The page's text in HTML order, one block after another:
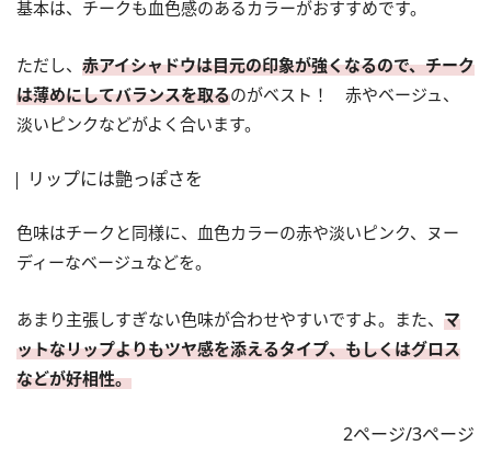
基本は、チークも血色感のあるカラーがおすすめです。
ただし、 赤アイシャドウは目元の印象が強くなるので、チーク
は薄めにしてバランスを取るのがベスト！ 赤やベージュ、
淡いピンクなどがよく合います。
リップには艶っぽさを
色味はチークと同様に、血色カラーの赤や淡いピンク、ヌー
ディーなベージュなどを。
あまり主張しすぎない色味が合わせやすいですよ。また、 マ
ットなリップよりもツヤ感を添えるタイプ、もしくはグロス
などが好相性。
2ページ/3ページ